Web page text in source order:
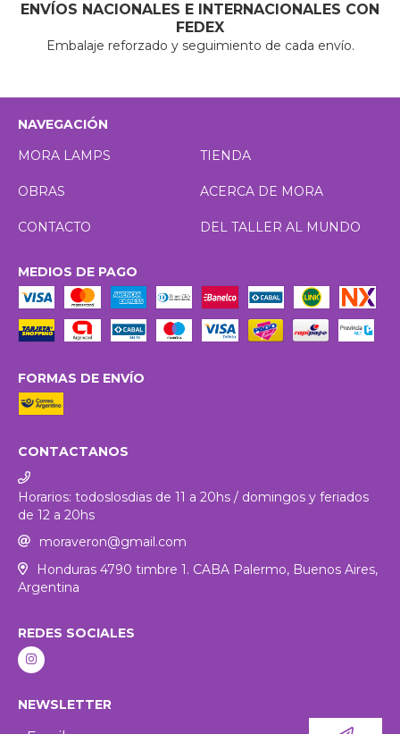
ENVÍOS NACIONALES E INTERNACIONALES CON
FEDEX
Embalaje reforzado y seguimiento de cada envío.
NAVEGACIÓN
MORA LAMPS
TIENDA
OBRAS ACERCA DE MORA
CONTACTO DEL TALLER AL MUNDO
MEDIOS DE PAGO
FORMAS DE ENVÍO
CONTACTANOS
Horarios: todoslosdias de 11 a 20hs / domingos y feriados
de 12 a 20hs
moraveron@gmail.com
Honduras 4790 timbre 1. CABA Palermo, Buenos Aires,
Argentina
REDES SOCIALES
NEWSLETTER